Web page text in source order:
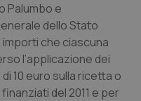
Palumbo e
dello Stato
che ciascuna
l’applicazione dei
10 euro sulla ricetta o
del 2011 e per